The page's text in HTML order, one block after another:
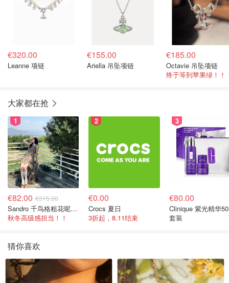
€320.00
Leanne 项链
€155.00
Ariella 吊坠项链
€185.00
Octavie 吊坠项链
终于等到苹果绿！！
大家都在抢
1
€82.00 €315.00
Sandro 千鸟格粗花呢连衣裙
秋冬高级感担当！！
2
€0.00
Crocs 夏日
3折起，8.11结束
3
€80.00
Clinique 紫光精华
套装
猜你喜欢